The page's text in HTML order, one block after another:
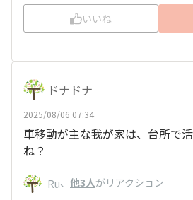
いいね
ドナドナ
2025/08/06 07:34
車移動が主な我が家は、台所で
ね？
Ru、 他3人がリアクション